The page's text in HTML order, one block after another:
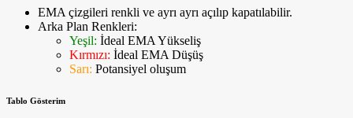
EMA çizgileri renkli ve ayrı ayrı açılıp kapatılabilir.
Arka Plan Renkleri:
Yeşil: İdeal EMA Yükseliş
Kırmızı: İdeal EMA Düşüş
Sarı: Potansiyel oluşum
Tablo Gösterim